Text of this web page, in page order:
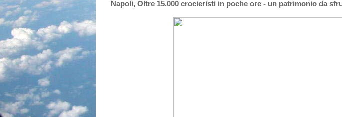
Napoli, Oltre 15.000 crocieristi in poche ore - un patrimonio da